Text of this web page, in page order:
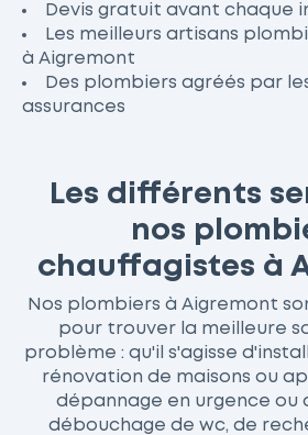
Devis gratuit avant chaque
Les meilleurs artisans
à Aigremont
Des plombiers agréés par
assurances
Les différents
nos
chauffagistes à
Nos plombiers à Aigremont
pour trouver la meilleure
problème : qu'il s'agisse
rénovation de maisons ou
dépannage en urgence ou
débouchage de wc, de